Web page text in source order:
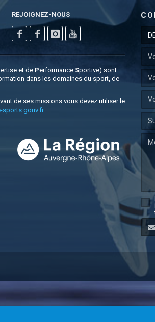
REJOIGNEZ-NOUS
et de Performance Sportive) sont
dans les domaines du sport, de
de ses missions vous devez utiliser le
sports.gouv.fr